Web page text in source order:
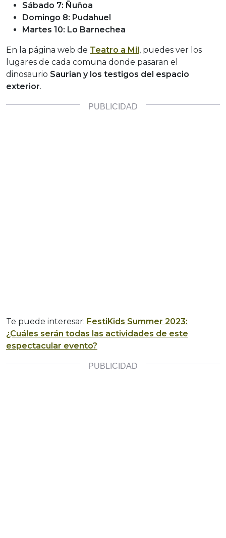
Sábado 7: Ñuñoa
Domingo 8: Pudahuel
Martes 10: Lo Barnechea
En la página web de Teatro a Mil , puedes ver los
lugares de cada comuna donde pasaran el
dinosaurio Saurian y los testigos del espacio
exterior.
Te puede interesar: FestiKids Summer 2023:
¿Cuáles serán todas las actividades de este
espectacular evento?